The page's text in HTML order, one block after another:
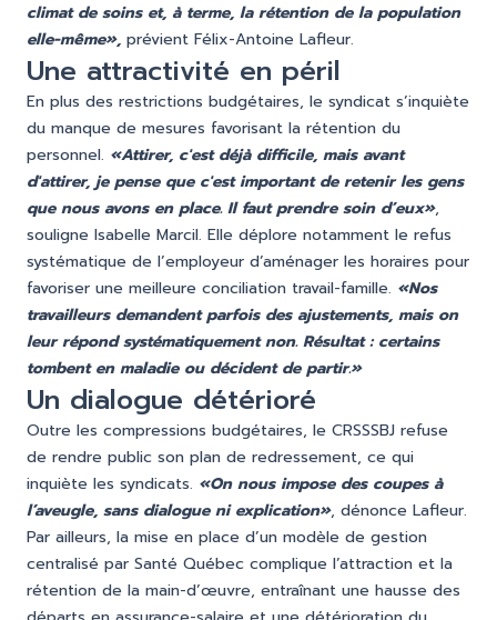
climat de soins et, à terme, la rétention de la population
elle-même», prévient Félix-Antoine Lafleur.
Une attractivité en péril
En plus des restrictions budgétaires, le syndicat s’inquiète
du manque de mesures favorisant la rétention du
personnel. «Attirer, c'est déjà difficile, mais avant
d'attirer, je pense que c'est important de retenir les gens
que nous avons en place. Il faut prendre soin d’eux»,
souligne Isabelle Marcil. Elle déplore notamment le refus
systématique de l’employeur d’aménager les horaires pour
favoriser une meilleure conciliation travail-famille. «Nos
travailleurs demandent parfois des ajustements, mais on
leur répond systématiquement non. Résultat : certains
tombent en maladie ou décident de partir.»
Un dialogue détérioré
Outre les compressions budgétaires, le CRSSSBJ refuse
de rendre public son plan de redressement, ce qui
inquiète les syndicats. «On nous impose des coupes à
l’aveugle, sans dialogue ni explication», dénonce Lafleur.
Par ailleurs, la mise en place d’un modèle de gestion
centralisé par Santé Québec complique l’attraction et la
rétention de la main-d’œuvre, entraînant une hausse des